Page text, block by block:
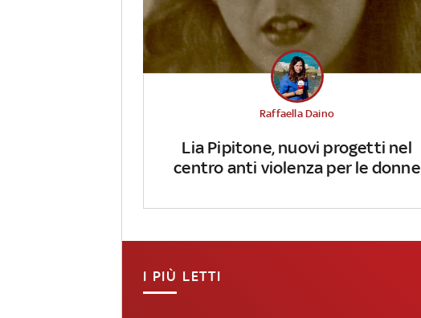
Lia Pipitone, nuovi progetti nel
centro anti violenza per le donne
Raffaella Daino
I PIÙ LETTI